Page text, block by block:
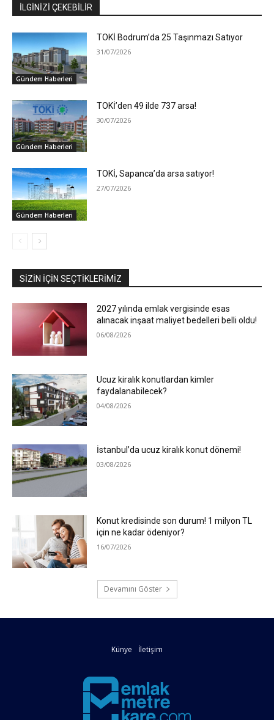
İLGİNİZİ ÇEKEBİLİR
Gündem Haberleri
TOKİ Bodrum’da 25 Taşınmazı Satıyor
31/07/2026
Gündem Haberleri
TOKİ’den 49 ilde 737 arsa!
30/07/2026
Gündem Haberleri
TOKİ, Sapanca’da arsa satıyor!
27/07/2026
SIZIN İÇIN SEÇTIKLERIMIZ
2027 yılında emlak vergisinde esas
alınacak inşaat maliyet bedelleri belli oldu!
06/08/2026
Ucuz kiralık konutlardan kimler
faydalanabilecek?
04/08/2026
İstanbul’da ucuz kiralık konut dönemi!
03/08/2026
Konut kredisinde son durum! 1 milyon TL
için ne kadar ödeniyor?
16/07/2026
Devamını Göster
Künye İletişim